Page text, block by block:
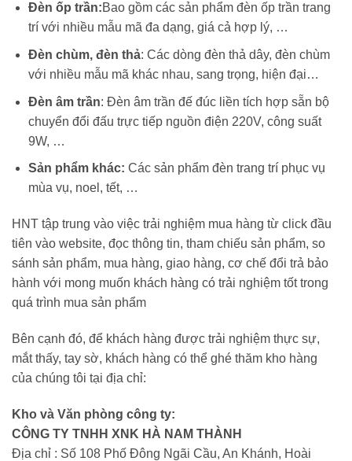
Đèn ốp trần:Bao gồm các sản phẩm đèn ốp trần trang
trí với nhiều mẫu mã đa dạng, giá cả hợp lý, …
Đèn chùm, đèn thả: Các dòng đèn thả dây, đèn chùm
với nhiều mẫu mã khác nhau, sang trọng, hiện đại…
Đèn âm trần: Đèn âm trần đế đúc liền tích hợp sẵn bộ
chuyển đổi đấu trực tiếp nguồn điện 220V, công suất
9W, …
Sản phẩm khác: Các sản phẩm đèn trang trí phục vụ
mùa vụ, noel, tết, …
HNT tập trung vào việc trải nghiệm mua hàng từ click đầu
tiên vào website, đọc thông tin, tham chiếu sản phẩm, so
sánh sản phẩm, mua hàng, giao hàng, cơ chế đổi trả bảo
hành với mong muốn khách hàng có trải nghiệm tốt trong
quá trình mua sản phẩm
Bên cạnh đó, để khách hàng được trải nghiệm thực sự,
mắt thấy, tay sờ, khách hàng có thể ghé thăm kho hàng
của chúng tôi tại địa chỉ:
Kho và Văn phòng công ty:
CÔNG TY TNHH XNK HÀ NAM THÀNH
Địa chỉ : Số 108 Phố Đông Ngãi Cầu, An Khánh, Hoài